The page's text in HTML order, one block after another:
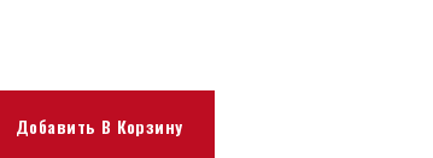
Добавить В Корзину